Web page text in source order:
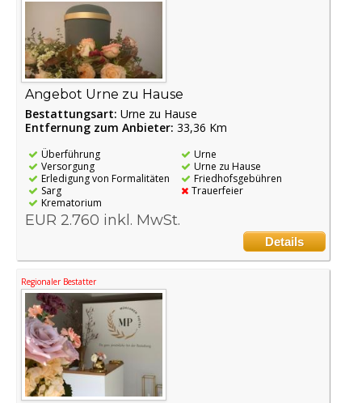
Angebot Urne zu Hause
Bestattungsart: Urne zu Hause
Entfernung zum Anbieter: 33,36 Km
Überführung
Versorgung
Erledigung von Formalitäten
Sarg
Krematorium
Urne
Urne zu Hause
Friedhofsgebühren
Trauerfeier
EUR 2.760 inkl. MwSt.
Details
Regionaler Bestatter